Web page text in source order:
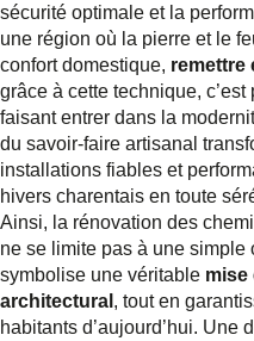
sécurité optimale et la
une région où la pierre et le
confort domestique, remettre
grâce à cette technique,
faisant entrer dans la
du savoir-faire artisanal
installations fiables et
hivers charentais en toute
Ainsi, la rénovation des
ne se limite pas à une
symbolise une véritable mise
architectural , tout en
habitants d’aujourd’hui. Une